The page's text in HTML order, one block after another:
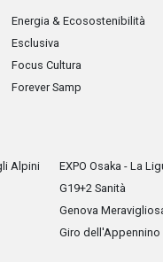
Energia & Ecosostenibilità
Esclusiva
Focus Cultura
Forever Samp
Alpini
EXPO Osaka - La
G19+2 Sanità
Genova
Giro dell'Appennino